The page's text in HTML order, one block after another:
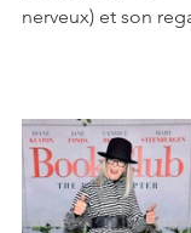
nerveux) et son